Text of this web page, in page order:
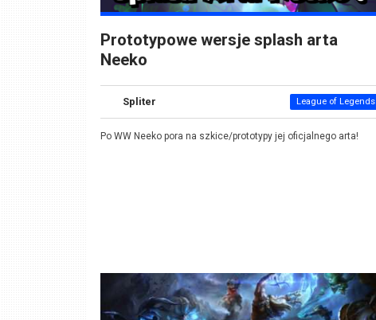
Prototypowe wersje splash arta
Neeko
Spliter League of Legends
Po WW Neeko pora na szkice/prototypy jej oficjalnego arta!